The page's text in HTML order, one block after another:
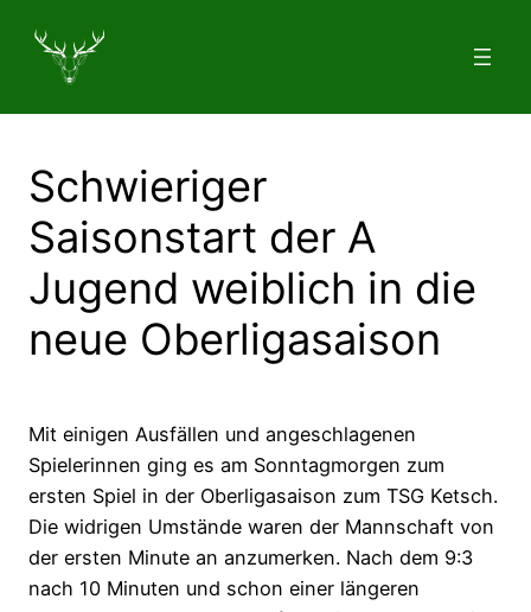
Inhalt
springen
Schwieriger
Saisonstart der A
Jugend weiblich in die
neue Oberligasaison
Mit einigen Ausfällen und angeschlagenen
Spielerinnen ging es am Sonntagmorgen zum
ersten Spiel in der Oberligasaison zum TSG Ketsch.
Die widrigen Umstände waren der Mannschaft von
der ersten Minute an anzumerken. Nach dem 9:3
nach 10 Minuten und schon einer längeren